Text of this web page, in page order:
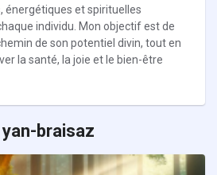
énergétiques et spirituelles
individu. Mon objectif est de
de son potentiel divin, tout en
la santé, la joie et le bien-être
braisaz